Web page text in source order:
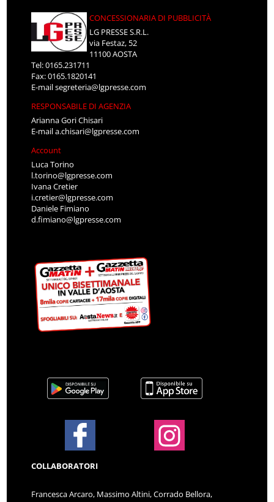
CONCESSIONARIA DI PUBBLICITÀ
LG PRESSE S.R.L.
via Festaz, 52
11100 AOSTA
Tel: 0165.231711
Fax: 0165.1820141
E-mailsegreteria@lgpresse.com
RESPONSABILE DI AGENZIA
Arianna Gori Chisari
E-maila.chisari@lgpresse.com
Account
Luca Torino
l.torino@lgpresse.com
Ivana Cretier
i.cretier@lgpresse.com
Daniele Fimiano
d.fimiano@lgpresse.com
COLLABORATORI
Francesca Arcaro, Massimo Altini, Corrado Bellora,